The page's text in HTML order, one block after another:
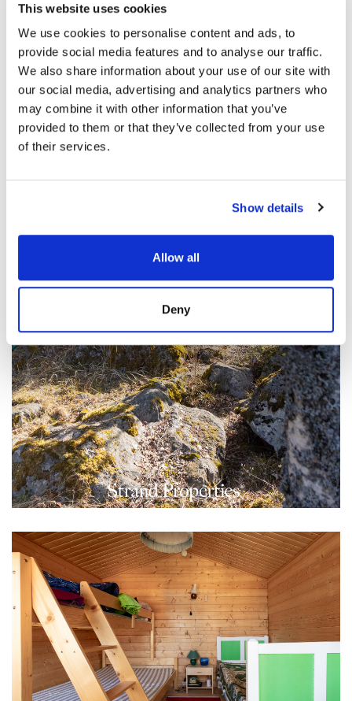
This website uses cookies
We use cookies to personalise content and ads, to
provide social media features and to analyse our traffic.
We also share information about your use of our site with
our social media, advertising and analytics partners who
may combine it with other information that you’ve
provided to them or that they’ve collected from your use
of their services.
Show details
Allow all
Deny